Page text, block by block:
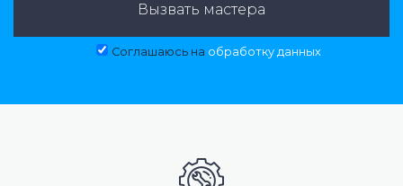
Вызвать мастера
Соглашаюсь на обработку данных